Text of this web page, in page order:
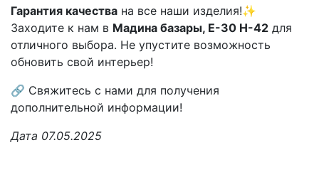
Гарантия качества на все наши изделия!✨
Заходите к нам в Мадина базары, Е-30 Н-42 для
отличного выбора. Не упустите возможность
обновить свой интерьер!
🔗 Свяжитесь с нами для получения
дополнительной информации!
Дата 07.05.2025